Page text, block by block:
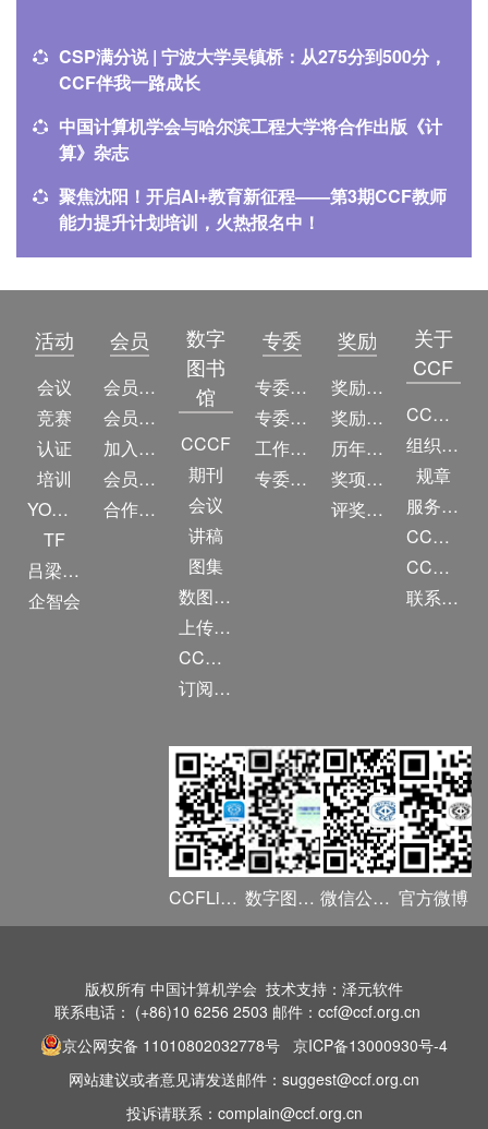
CSP满分说 | 宁波大学吴镇桥：从275分到500分，
CCF伴我一路成长
中国计算机学会与哈尔滨工程大学将合作出版《计
算》杂志
聚焦沈阳！开启AI+教育新征程——第3期CCF教师
能力提升计划培训，火热报名中！
活动
会议
竞赛
认证
培训
YOCSEF
TF
吕梁振兴
企智会
会员
会员简介
会员权益
加入CCF
会员交费
合作伙伴
数字
图书
馆
CCCF
期刊
会议
讲稿
图集
数图编审委员会
上传/发布作品
CCF DL Focus
订阅《计算》
专委
专委简介
专委条例
工作问答
专委名单
奖励
奖励动态
奖励目录
历年获奖名单
奖项推荐
评奖条例
关于
CCF
CCF简介
组织机构
规章
服务项目
CCF大事记
CCF创建60周年
联系我们
CCFLink APP 数字图书馆 微信公众号 官方微博
版权所有 中国计算机学会 技术支持：泽元软件
联系电话： (+86)10 6256 2503 邮件：ccf@ccf.org.cn
京公网安备 11010802032778号 京ICP备13000930号-4
网站建议或者意见请发送邮件：suggest@ccf.org.cn
投诉请联系：complain@ccf.org.cn